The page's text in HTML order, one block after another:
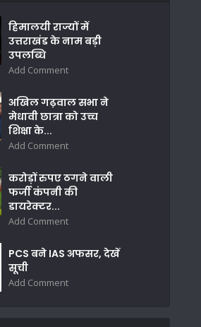
हिमालयी राज्यों में
उत्तराखंड के नाम बड़ी
उपलब्धि
Add Comment
अखिल गढ़वाल सभा ने
मेधावी छात्रा को उच्च
शिक्षा के...
Add Comment
करोड़ों रुपए ठगने वाली
फर्जी कंपनी की
डायरेक्टर...
Add Comment
PCS बने IAS अफसर, देखें
सूची
Add Comment